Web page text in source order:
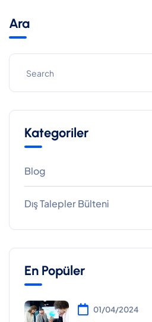
Ara
Kategoriler
Blog
Dış Talepler Bülteni
En Popüler
01/04/2024